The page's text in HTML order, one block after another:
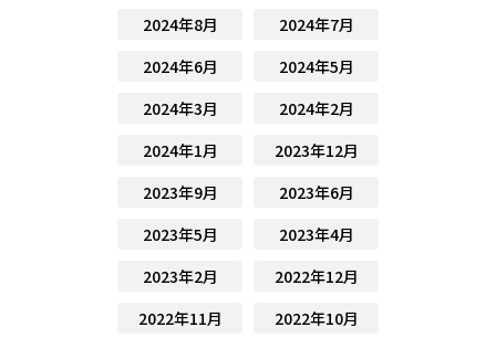
2024年8月
2024年7月
2024年6月
2024年5月
2024年3月
2024年2月
2024年1月
2023年12月
2023年9月
2023年6月
2023年5月
2023年4月
2023年2月
2022年12月
2022年11月
2022年10月